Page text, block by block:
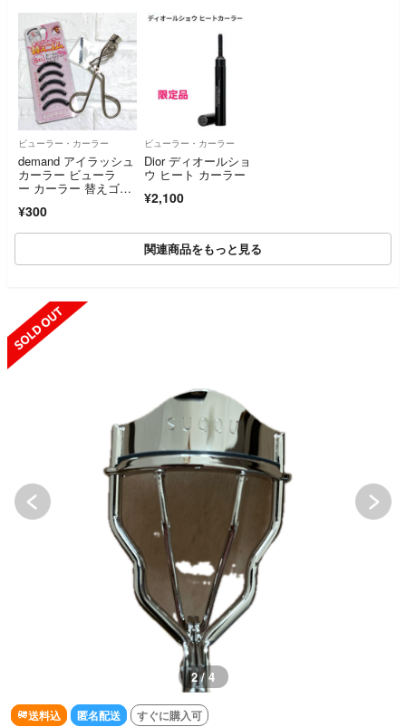
ビューラー・カーラー
demand アイラッシュ
カーラー ビューラ
ー カーラー 替えゴム
¥300
ビューラー・カーラー
Dior ディオールショ
ウ ヒート カーラー
¥2,100
関連商品をもっと見る
2 / 4
送料込 匿名配送 すぐに購入可